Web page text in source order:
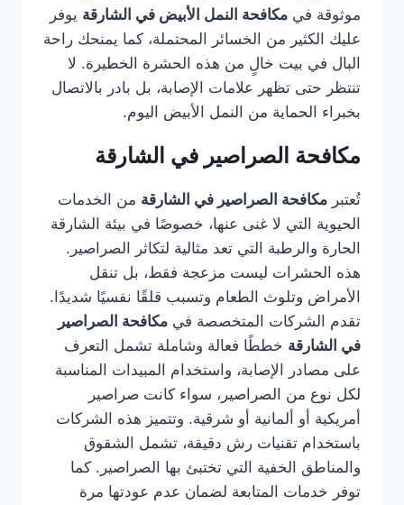
موثوقة في مكافحة النمل الأبيض في الشارقة يوفر
عليك الكثير من الخسائر المحتملة، كما يمنحك راحة
البال في بيت خالٍ من هذه الحشرة الخطيرة. لا
تنتظر حتى تظهر علامات الإصابة، بل بادر بالاتصال
بخبراء الحماية من النمل الأبيض اليوم.
مكافحة الصراصير في الشارقة
تُعتبر مكافحة الصراصير في الشارقة من الخدمات
الحيوية التي لا غنى عنها، خصوصًا في بيئة الشارقة
الحارة والرطبة التي تعد مثالية لتكاثر الصراصير.
هذه الحشرات ليست مزعجة فقط، بل تنقل
الأمراض وتلوث الطعام وتسبب قلقًا نفسيًا شديدًا.
تقدم الشركات المتخصصة في مكافحة الصراصير
في الشارقة خططًا فعالة وشاملة تشمل التعرف
على مصادر الإصابة، واستخدام المبيدات المناسبة
لكل نوع من الصراصير، سواء كانت صراصير
أمريكية أو ألمانية أو شرقية. وتتميز هذه الشركات
باستخدام تقنيات رش دقيقة، تشمل الشقوق
والمناطق الخفية التي تختبئ بها الصراصير. كما
توفر خدمات المتابعة لضمان عدم عودتها مرة